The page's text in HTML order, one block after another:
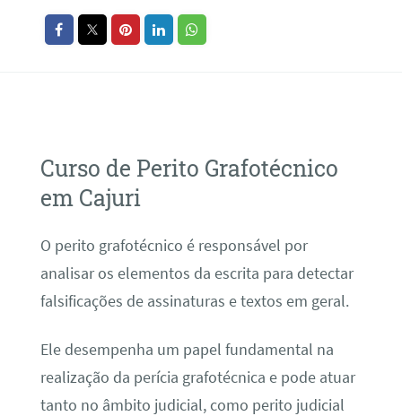
Curso de Perito Grafotécnico
em Cajuri
O perito grafotécnico é responsável por
analisar os elementos da escrita para detectar
falsificações de assinaturas e textos em geral.
Ele desempenha um papel fundamental na
realização da perícia grafotécnica e pode atuar
tanto no âmbito judicial, como perito judicial